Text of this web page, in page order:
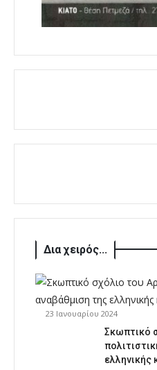
Δια χειρός...
23 Ιανουαρίου 2024
Σκωπτικό
ελληνικής